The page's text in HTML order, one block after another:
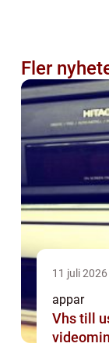
Fler
11 juli 2026
appar
Vhs till usb så räddas